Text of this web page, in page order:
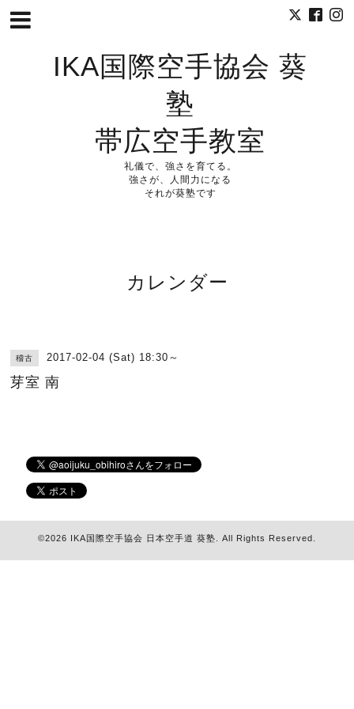
IKA国際空手協会 葵
塾
帯広空手教室
礼儀で、強さを育てる。
強さが、人間力になる
それが葵塾です
カレンダー
稽古 2017-02-04 (Sat) 18:30～
芽室 南
©2026 IKA国際空手協会 日本空手道 葵塾 . All Rights Reserved.